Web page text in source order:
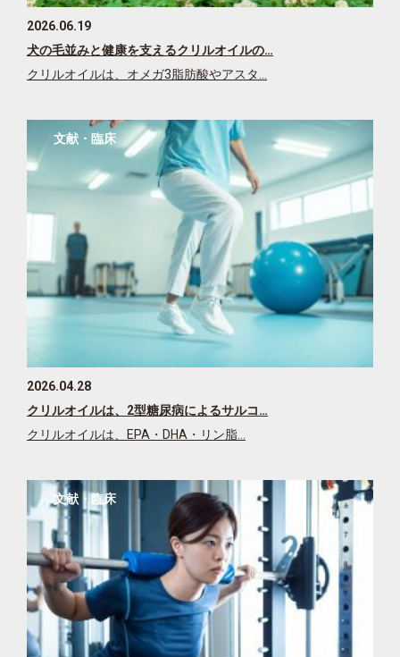
2026.06.19
犬の毛並みと健康を支えるクリルオイルの…
クリルオイルは、オメガ3脂肪酸やアスタ…
文献・臨床
2026.04.28
クリルオイルは、2型糖尿病によるサルコ…
クリルオイルは、EPA・DHA・リン脂…
文献・臨床